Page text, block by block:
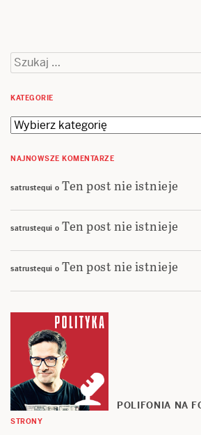
Szukaj:
KATEGORIE
Kategorie
NAJNOWSZE KOMENTARZE
satrustequi o Ten post nie istnieje
satrustequi o Ten post nie istnieje
satrustequi o Ten post nie istnieje
POLIFONIA NA
STRONY